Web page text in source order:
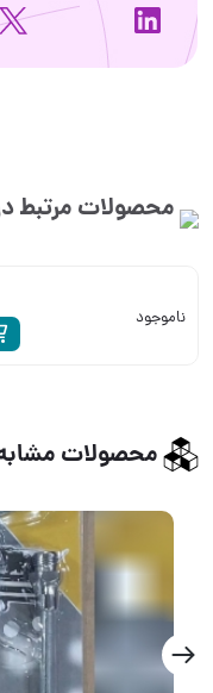
محصولات مرتبط در
ناموجود
محصولات